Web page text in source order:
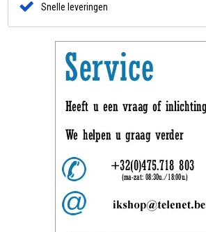
Snelle leveringen